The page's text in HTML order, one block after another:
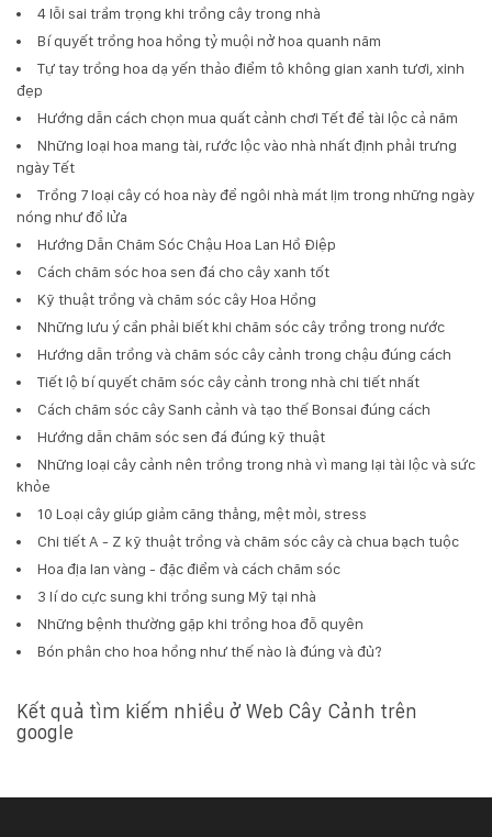
4 lỗi sai trầm trọng khi trồng cây trong nhà
Bí quyết trồng hoa hồng tỷ muội nở hoa quanh năm
Tự tay trồng hoa dạ yến thảo điểm tô không gian xanh tươi, xinh
đẹp
Hướng dẫn cách chọn mua quất cảnh chơi Tết để tài lộc cả năm
Những loại hoa mang tài, rước lộc vào nhà nhất định phải trưng
ngày Tết
Trồng 7 loại cây có hoa này để ngôi nhà mát lịm trong những ngày
nóng như đổ lửa
Hướng Dẫn Chăm Sóc Chậu Hoa Lan Hồ Điệp
Cách chăm sóc hoa sen đá cho cây xanh tốt
Kỹ thuật trồng và chăm sóc cây Hoa Hồng
Những lưu ý cần phải biết khi chăm sóc cây trồng trong nước
Hướng dẫn trồng và chăm sóc cây cảnh trong chậu đúng cách
Tiết lộ bí quyết chăm sóc cây cảnh trong nhà chi tiết nhất
Cách chăm sóc cây Sanh cảnh và tạo thế Bonsai đúng cách
Hướng dẫn chăm sóc sen đá đúng kỹ thuật
Những loại cây cảnh nên trồng trong nhà vì mang lại tài lộc và sức
khỏe
10 Loại cây giúp giảm căng thẳng, mệt mỏi, stress
Chi tiết A - Z kỹ thuật trồng và chăm sóc cây cà chua bạch tuộc
Hoa địa lan vàng - đặc điểm và cách chăm sóc
3 lí do cực sung khi trồng sung Mỹ tại nhà
Những bệnh thường gặp khi trồng hoa đỗ quyên
Bón phân cho hoa hồng như thế nào là đúng và đủ?
Kết quả tìm kiếm nhiều ở Web Cây Cảnh trên
google